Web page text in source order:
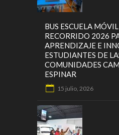
BUS ESCUELA
RECORRIDO 2026
APRENDIZAJE E
ESTUDIANTES DE
COMUNIDADES
ESPINAR
15 julio, 2026